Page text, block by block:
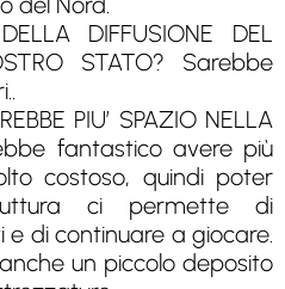
DIFFUSIONE DEL
STATO? Sarebbe
PIU’ SPAZIO NELLA
fantastico avere più
costoso, quindi poter
ci permette di
di continuare a giocare.
un piccolo deposito